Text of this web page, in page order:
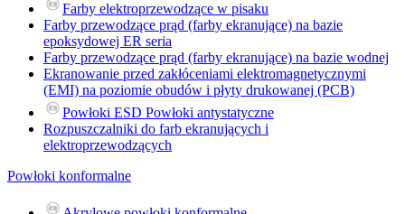
Farby elektroprzewodzące w pisaku
Farby przewodzące prąd (farby ekranujące) na bazie
epoksydowej ER seria
Farby przewodzące prąd (farby ekranujące) na bazie wodnej
Ekranowanie przed zakłóceniami elektromagnetycznymi
(EMI) na poziomie obudów i płyty drukowanej (PCB)
Powłoki ESD Powłoki antystatyczne
Rozpuszczalniki do farb ekranujących i
elektroprzewodzących
Powłoki konformalne